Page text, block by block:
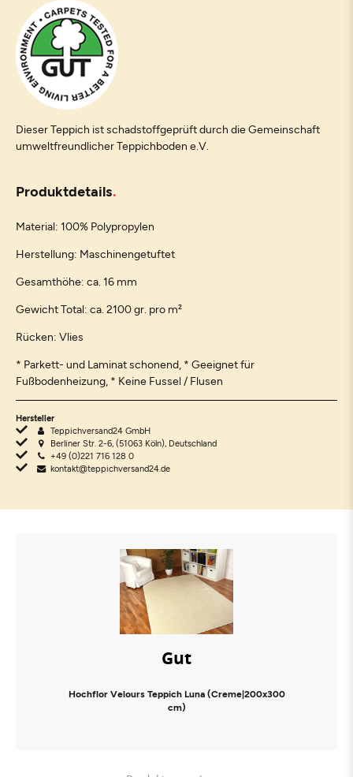
Dieser Teppich ist schadstoffgeprüft durch die Gemeinschaft
umweltfreundlicher Teppichboden e.V.
Produktdetails
Material: 100% Polypropylen
Herstellung: Maschinengetuftet
Gesamthöhe: ca. 16 mm
Gewicht Total: ca. 2100 gr. pro m²
Rücken: Vlies
* Parkett- und Laminat schonend, * Geeignet für
Fußbodenheizung, * Keine Fussel / Flusen
Hersteller
Teppichversand24 GmbH
Berliner Str. 2-6, (51063 Köln), Deutschland
+49 (0)221 716 128 0
kontakt@teppichversand24.de
Gut
Hochflor Velours Teppich Luna (Creme|200x300
cm)